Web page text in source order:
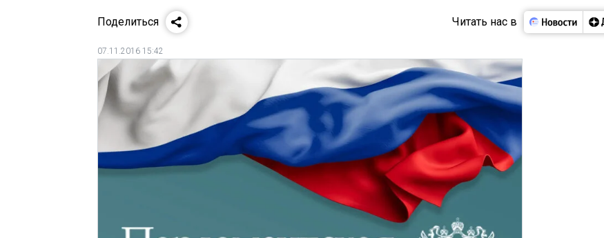
Поделиться Читать нас в
07.11.2016 15:42